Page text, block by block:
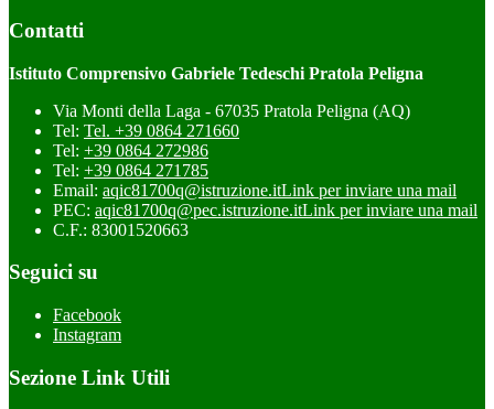
Contatti
Istituto Comprensivo Gabriele Tedeschi Pratola Peligna
Via Monti della Laga - 67035 Pratola Peligna (AQ)
Tel: Tel. +39 0864 271660
Tel: +39 0864 272986
Tel: +39 0864 271785
Email: aqic81700q@istruzione.itLink per inviare una mail
PEC: aqic81700q@pec.istruzione.itLink per inviare una mail
C.F.: 83001520663
Seguici su
Facebook
Instagram
Sezione Link Utili